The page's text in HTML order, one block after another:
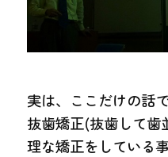
実は、ここだけの話
抜歯矯正(抜歯して歯
理な矯正をしている